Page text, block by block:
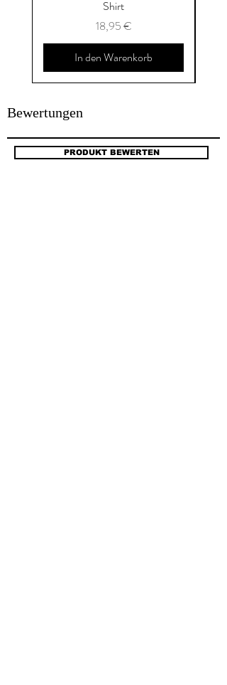
Shirt
Preis
18,95 €
In den Warenkorb
Bewertungen
PRODUKT BEWERTEN